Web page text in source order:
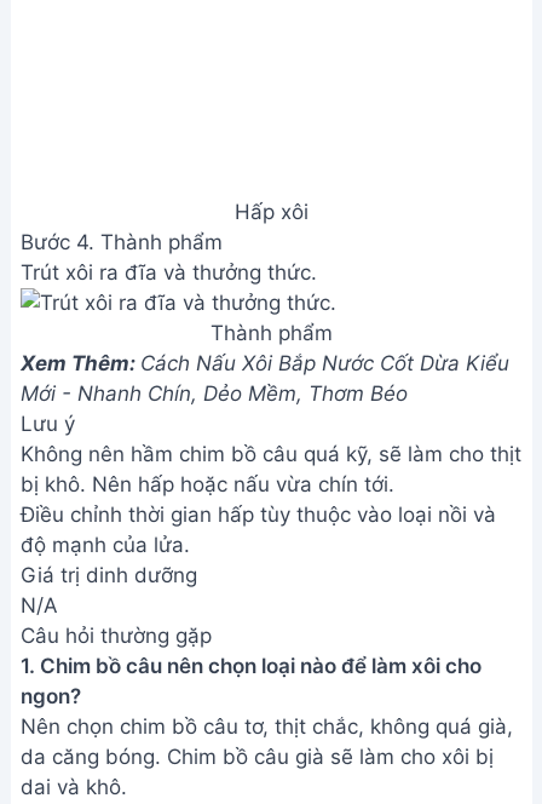
Hấp xôi
Bước 4. Thành phẩm
Trút xôi ra đĩa và thưởng thức.
Thành phẩm
Xem Thêm: Cách Nấu Xôi Bắp Nước Cốt Dừa Kiểu
Mới - Nhanh Chín, Dẻo Mềm, Thơm Béo
Lưu ý
Không nên hầm chim bồ câu quá kỹ, sẽ làm cho thịt
bị khô. Nên hấp hoặc nấu vừa chín tới.
Điều chỉnh thời gian hấp tùy thuộc vào loại nồi và
độ mạnh của lửa.
Giá trị dinh dưỡng
N/A
Câu hỏi thường gặp
1. Chim bồ câu nên chọn loại nào để làm xôi cho
ngon?
Nên chọn chim bồ câu tơ, thịt chắc, không quá già,
da căng bóng. Chim bồ câu già sẽ làm cho xôi bị
dai và khô.